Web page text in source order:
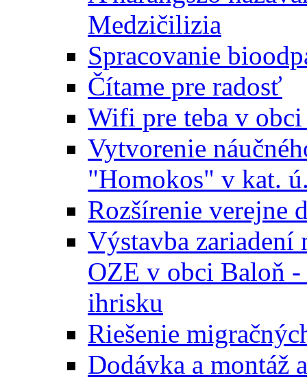
Medzičilizia
Spracovanie
Čítame pre radosť
Wifi pre teba v
Vytvorenie
"Homokos" v kat.
Rozšírenie verejne
Výstavba
OZE v obci Baloň
ihrisku
Riešenie
Dodávka a montáž